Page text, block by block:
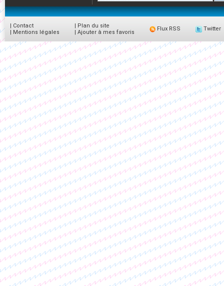
| Contact
| Mentions légales
| Plan du site
| Ajouter à mes favoris
Flux RSS Twitter